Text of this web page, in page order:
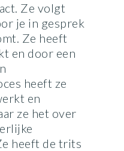
Ze volgt
je in gesprek
Ze heeft
en door een
heeft ze
en
ze het over
heeft de trits